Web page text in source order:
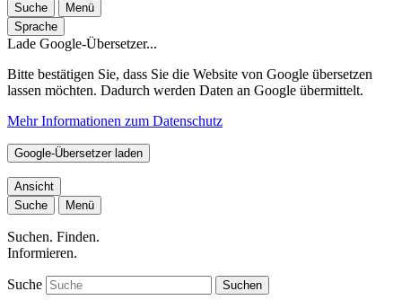
Suche
Menü
Sprache
Lade Google-Übersetzer...
Bitte bestätigen Sie, dass Sie die Website von Google übersetzen
lassen möchten. Dadurch werden Daten an Google übermittelt.
Mehr Informationen zum Datenschutz
Google-Übersetzer laden
Ansicht
Suche
Menü
Suchen. Finden.
Informieren.
Suche Suchen